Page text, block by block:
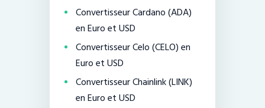
Convertisseur Cardano (ADA)
en Euro et USD
Convertisseur Celo (CELO) en
Euro et USD
Convertisseur Chainlink (LINK)
en Euro et USD